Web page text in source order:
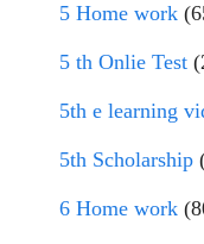
5 Home work
5 th Onlie Test
5th e learning
5th Scholarship
6 Home work